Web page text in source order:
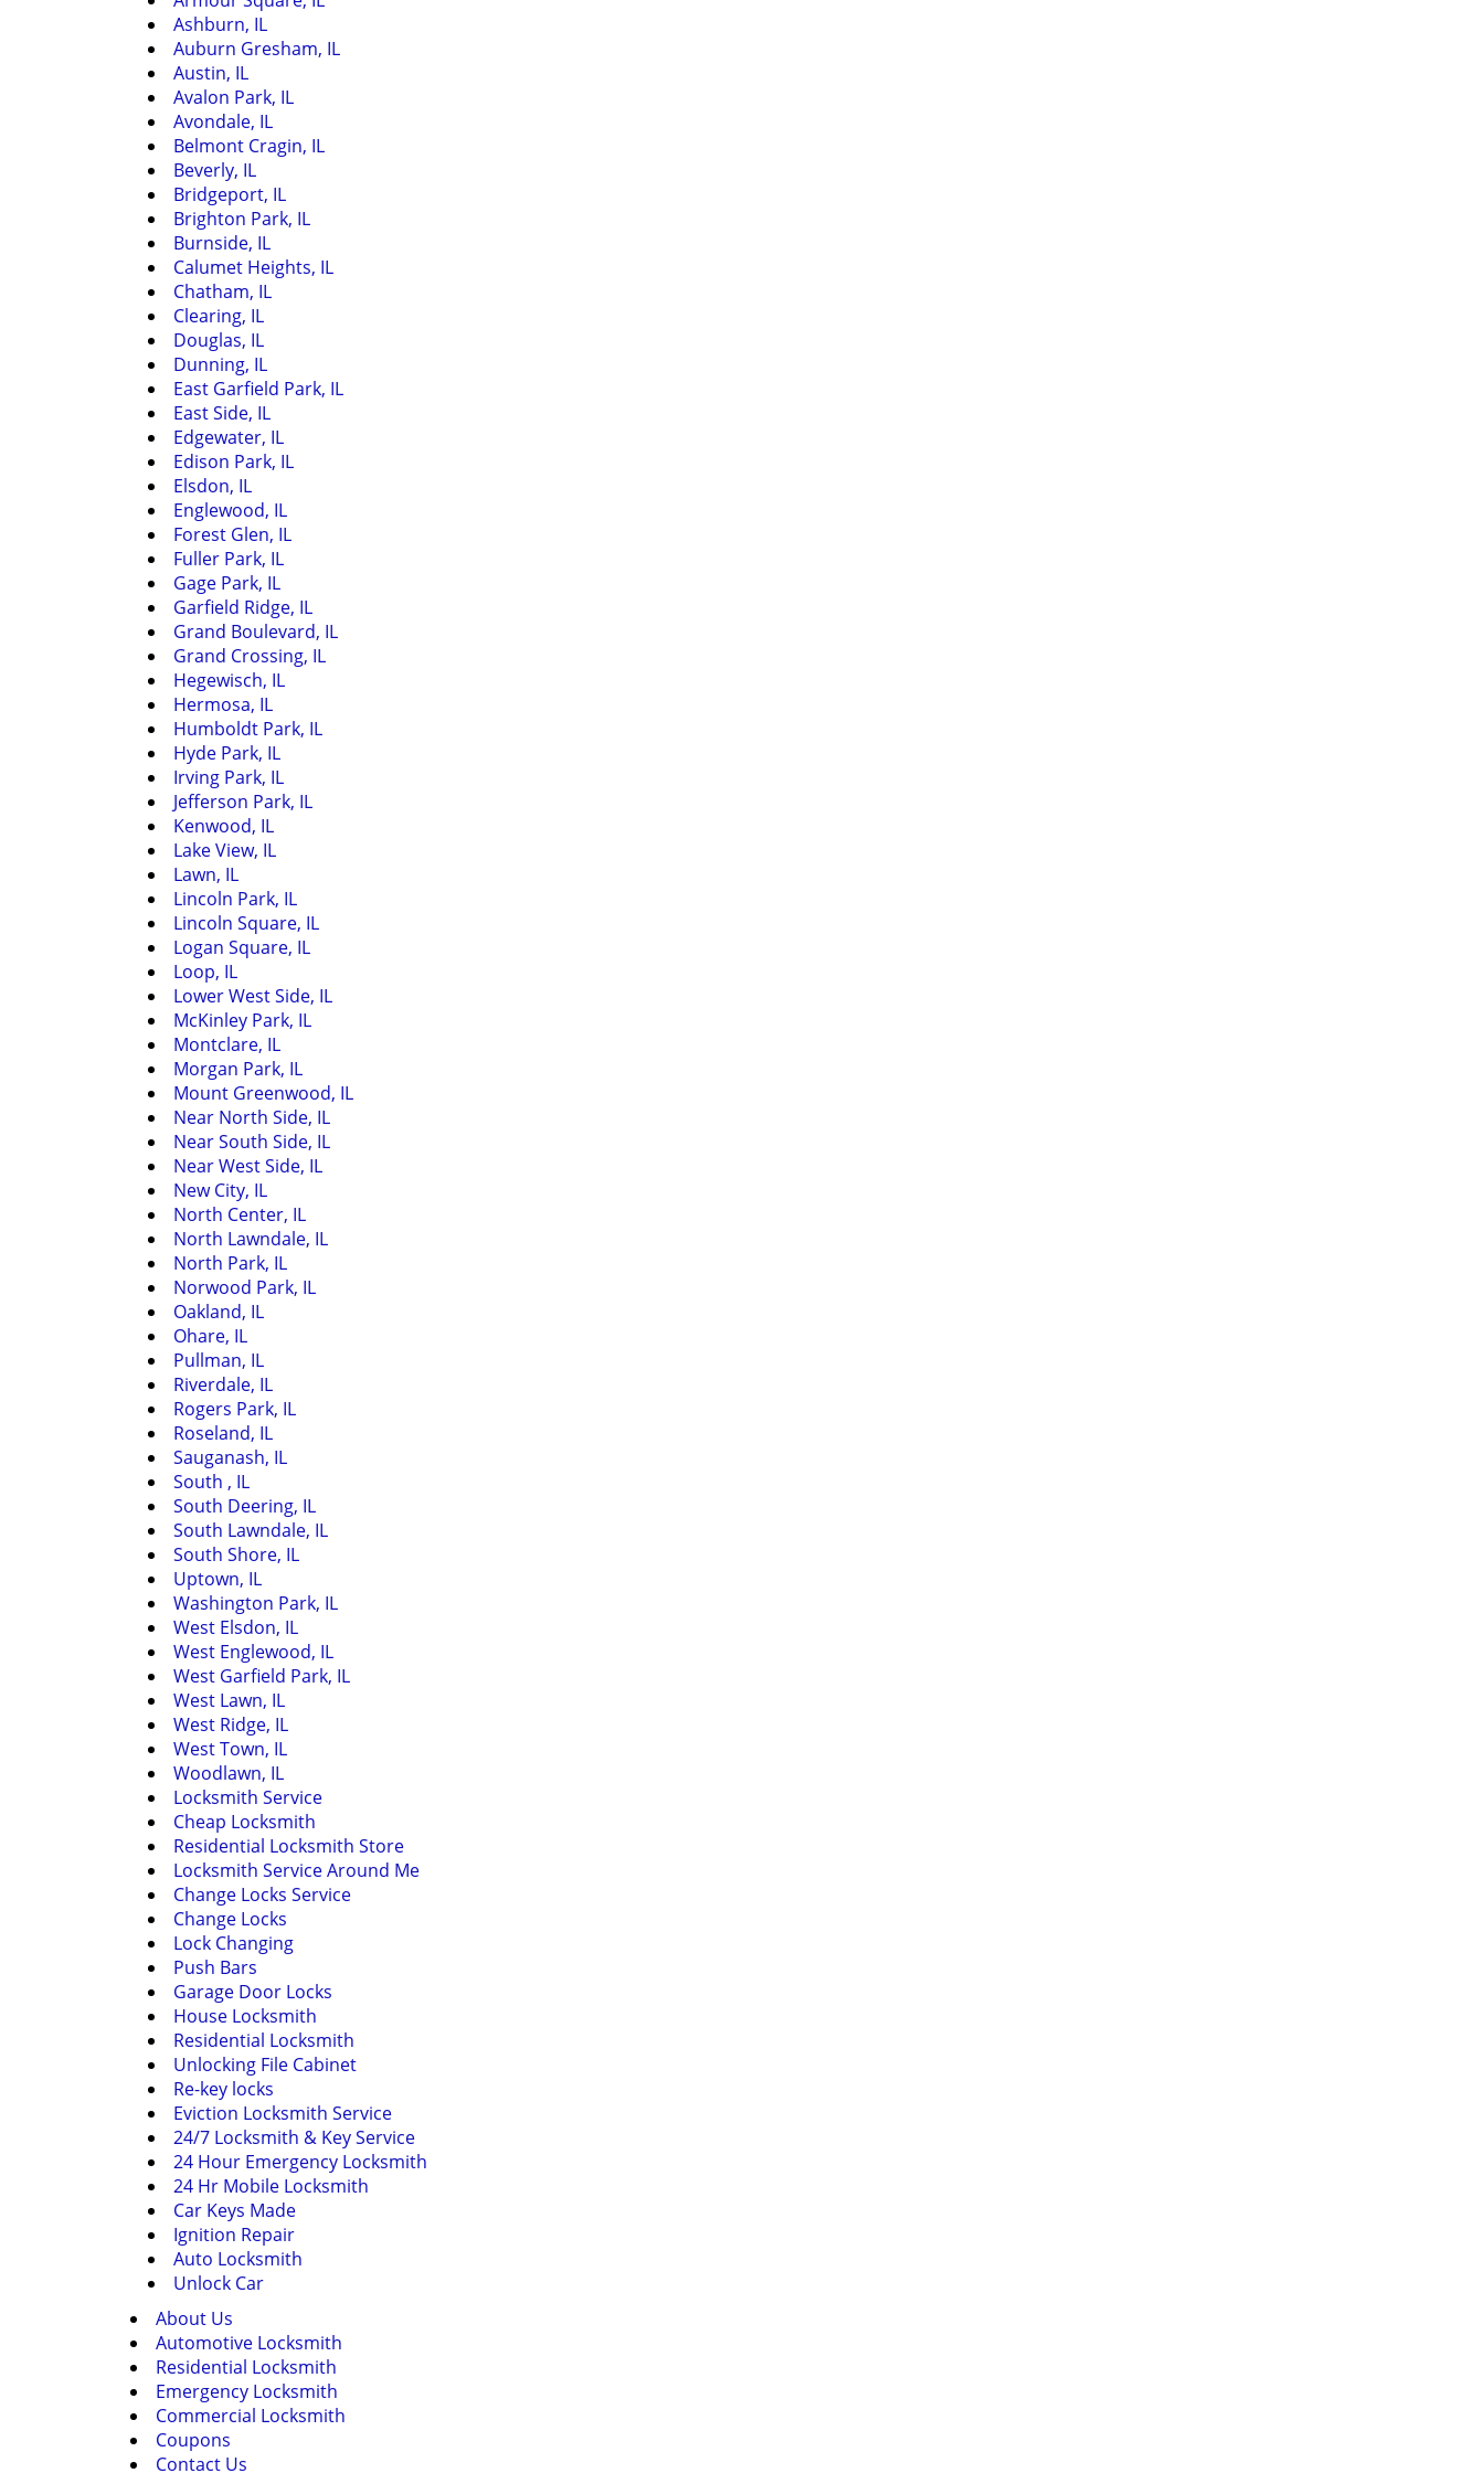
Ashburn, IL
Auburn Gresham, IL
Austin, IL
Avalon Park, IL
Avondale, IL
Belmont Cragin, IL
Beverly, IL
Bridgeport, IL
Brighton Park, IL
Burnside, IL
Calumet Heights, IL
Chatham, IL
Clearing, IL
Douglas, IL
Dunning, IL
East Garfield Park, IL
East Side, IL
Edgewater, IL
Edison Park, IL
Elsdon, IL
Englewood, IL
Forest Glen, IL
Fuller Park, IL
Gage Park, IL
Garfield Ridge, IL
Grand Boulevard, IL
Grand Crossing, IL
Hegewisch, IL
Hermosa, IL
Humboldt Park, IL
Hyde Park, IL
Irving Park, IL
Jefferson Park, IL
Kenwood, IL
Lake View, IL
Lawn, IL
Lincoln Park, IL
Lincoln Square, IL
Logan Square, IL
Loop, IL
Lower West Side, IL
McKinley Park, IL
Montclare, IL
Morgan Park, IL
Mount Greenwood, IL
Near North Side, IL
Near South Side, IL
Near West Side, IL
New City, IL
North Center, IL
North Lawndale, IL
North Park, IL
Norwood Park, IL
Oakland, IL
Ohare, IL
Pullman, IL
Riverdale, IL
Rogers Park, IL
Roseland, IL
Sauganash, IL
South , IL
South Deering, IL
South Lawndale, IL
South Shore, IL
Uptown, IL
Washington Park, IL
West Elsdon, IL
West Englewood, IL
West Garfield Park, IL
West Lawn, IL
West Ridge, IL
West Town, IL
Woodlawn, IL
Locksmith Service
Cheap Locksmith
Residential Locksmith Store
Locksmith Service Around Me
Change Locks Service
Change Locks
Lock Changing
Push Bars
Garage Door Locks
House Locksmith
Residential Locksmith
Unlocking File Cabinet
Re-key locks
Eviction Locksmith Service
24/7 Locksmith & Key Service
24 Hour Emergency Locksmith
24 Hr Mobile Locksmith
Car Keys Made
Ignition Repair
Auto Locksmith
Unlock Car
About Us
Automotive Locksmith
Residential Locksmith
Emergency Locksmith
Commercial Locksmith
Coupons
Contact Us